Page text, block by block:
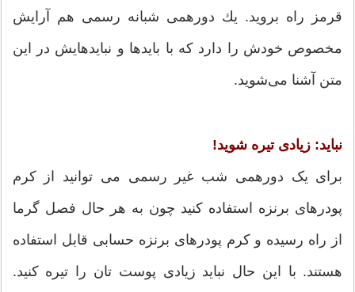
قرمز راه بروید. یك دورهمی شبانه رسمی هم آرایش
مخصوص خودش را دارد كه با بایدها و نبایدهایش در این
متن آشنا می‌شوید.
نباید: زیادی تیره شوید!
برای یک دورهمی شب غیر رسمی می توانید از کرم
پودرهای برنزه استفاده کنید چون به هر حال فصل گرما
از راه رسیده و کرم پودرهای برنزه حسابی قابل استفاده
هستند. با این حال نباید زیادی پوست تان را تیره کنید.